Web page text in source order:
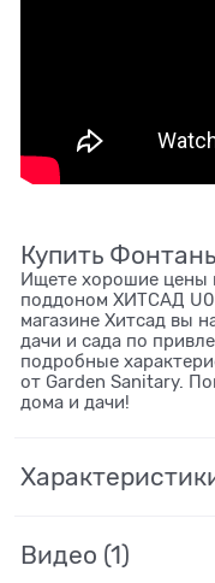
Купить
Ищете хорошие цены
поддоном ХИТСАД
магазине Хитсад вы
дачи и сада по
подробные
от Garden Sanitary.
дома и дачи!
Видео (1)